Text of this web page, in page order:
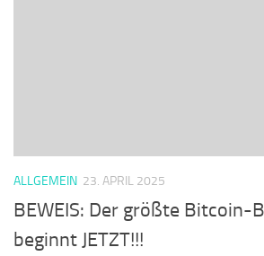
ALLGEMEIN 23. APRIL 2025
BEWEIS: Der größte Bitcoin-
beginnt JETZT!!!